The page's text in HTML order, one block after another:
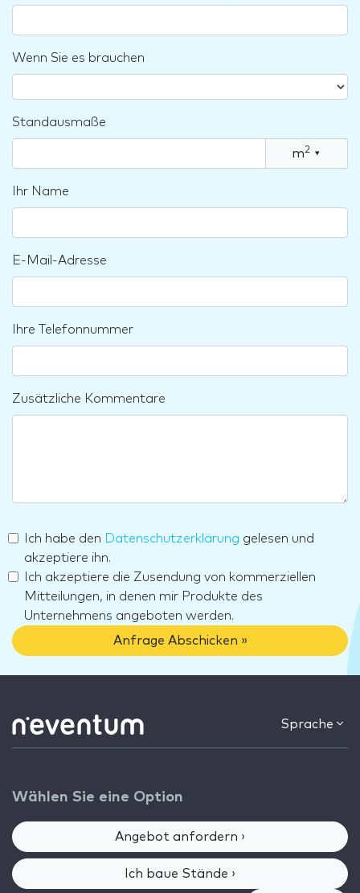
Wenn Sie es brauchen
Standausmaße
m2 ▾
Ihr Name
E-Mail-Adresse
Ihre Telefonnummer
Zusätzliche Kommentare
Ich habe den Datenschutzerklärung gelesen und
akzeptiere ihn.
Ich akzeptiere die Zusendung von kommerziellen
Mitteilungen, in denen mir Produkte des
Unternehmens angeboten werden.
Anfrage Abschicken »
Sprache
Wählen Sie eine Option
Angebot anfordern ›
Ich baue Stände ›